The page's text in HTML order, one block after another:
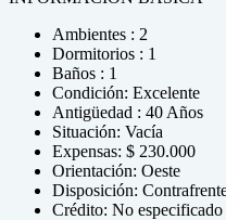
Ambientes : 2
Dormitorios : 1
Baños : 1
Condición: Excelente
Antigüedad : 40 Años
Situación: Vacía
Expensas: $ 230.000
Orientación: Oeste
Disposición:
Crédito: No especificado